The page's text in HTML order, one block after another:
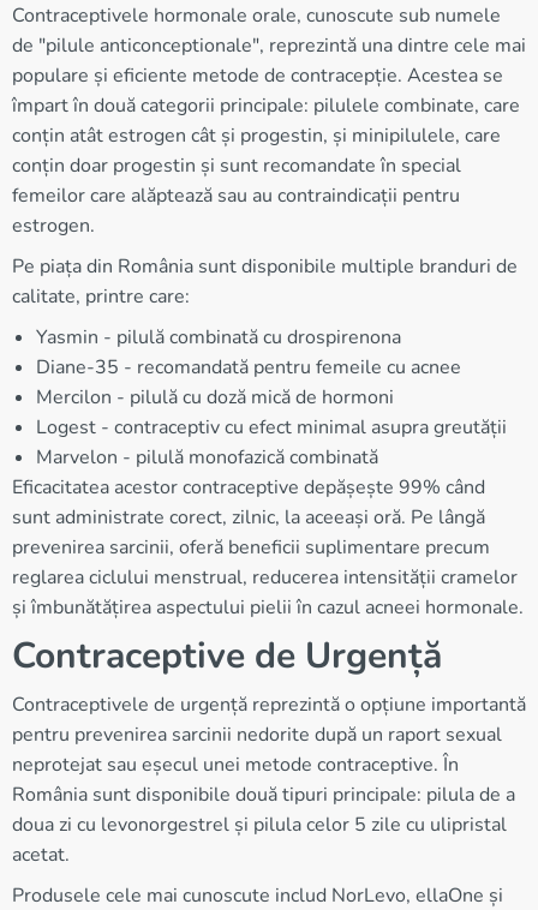
Contraceptivele hormonale orale, cunoscute sub numele
de "pilule anticonceptionale", reprezintă una dintre cele mai
populare și eficiente metode de contracepție. Acestea se
împart în două categorii principale: pilulele combinate, care
conțin atât estrogen cât și progestin, și minipilulele, care
conțin doar progestin și sunt recomandate în special
femeilor care alăptează sau au contraindicații pentru
estrogen.
Pe piața din România sunt disponibile multiple branduri de
calitate, printre care:
Yasmin - pilulă combinată cu drospirenona
Diane-35 - recomandată pentru femeile cu acnee
Mercilon - pilulă cu doză mică de hormoni
Logest - contraceptiv cu efect minimal asupra greutății
Marvelon - pilulă monofazică combinată
Eficacitatea acestor contraceptive depășește 99% când
sunt administrate corect, zilnic, la aceeași oră. Pe lângă
prevenirea sarcinii, oferă beneficii suplimentare precum
reglarea ciclului menstrual, reducerea intensității cramelor
și îmbunătățirea aspectului pielii în cazul acneei hormonale.
Contraceptive de Urgență
Contraceptivele de urgență reprezintă o opțiune importantă
pentru prevenirea sarcinii nedorite după un raport sexual
neprotejat sau eșecul unei metode contraceptive. În
România sunt disponibile două tipuri principale: pilula de a
doua zi cu levonorgestrel și pilula celor 5 zile cu ulipristal
acetat.
Produsele cele mai cunoscute includ NorLevo, ellaOne și